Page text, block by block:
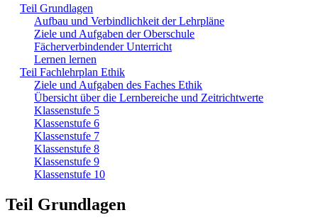
Teil Grundlagen
Aufbau und Verbindlichkeit der Lehrpläne
Ziele und Aufgaben der Oberschule
Fächerverbindender Unterricht
Lernen lernen
Teil Fachlehrplan Ethik
Ziele und Aufgaben des Faches Ethik
Übersicht über die Lernbereiche und Zeitrichtwerte
Klassenstufe 5
Klassenstufe 6
Klassenstufe 7
Klassenstufe 8
Klassenstufe 9
Klassenstufe 10
Teil Grundlagen